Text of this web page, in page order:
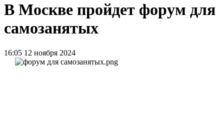
В Москве пройдет форум для
самозанятых
16:05 12 ноября 2024